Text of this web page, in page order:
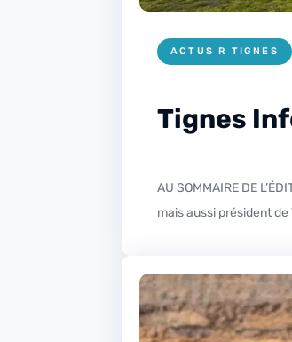
ACTUS R TIGNES
Tignes
AU SOMMAIRE DE L’ÉDITION LOCALE – Ce mercredi dans votre édition locale seconde partie de notre entretien avec Olivier Duch, premier adjoint au maire
mais aussi président